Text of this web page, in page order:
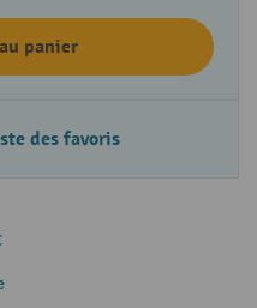
panier
des favoris